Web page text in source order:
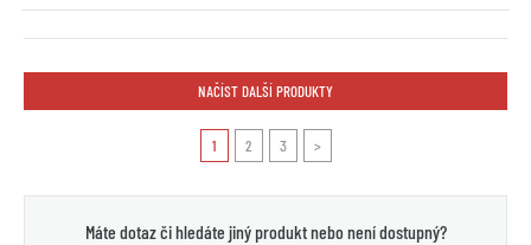
NAČÍST DALŠÍ PRODUKTY
1 2 3 >
Máte dotaz či hledáte jiný produkt nebo není dostupný?